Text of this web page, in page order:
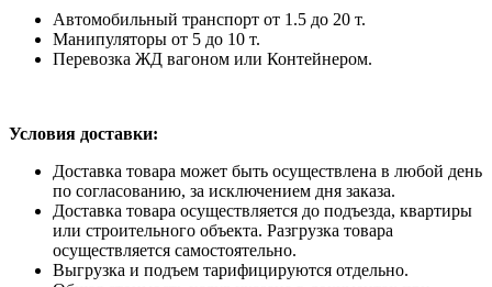
Автомобильный транспорт от 1.5 до 20 т.
Манипуляторы от 5 до 10 т.
Перевозка ЖД вагоном или Контейнером.
Условия доставки:
Доставка товара может быть осуществлена в любой день
по согласованию, за исключением дня заказа.
Доставка товара осуществляется до подъезда, квартиры
или строительного объекта. Разгрузка товара
осуществляется самостоятельно.
Выгрузка и подъем тарифицируются отдельно.